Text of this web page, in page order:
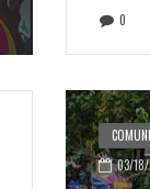
la
0
03/